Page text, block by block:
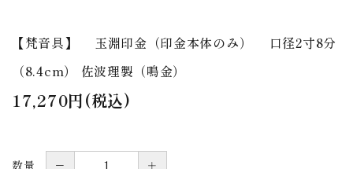
【梵音具】 玉淵印金（印金本体のみ） 口径2寸8分
（8.4cm） 佐波理製（鳴金）
17,270円(税込)
数量 － ＋